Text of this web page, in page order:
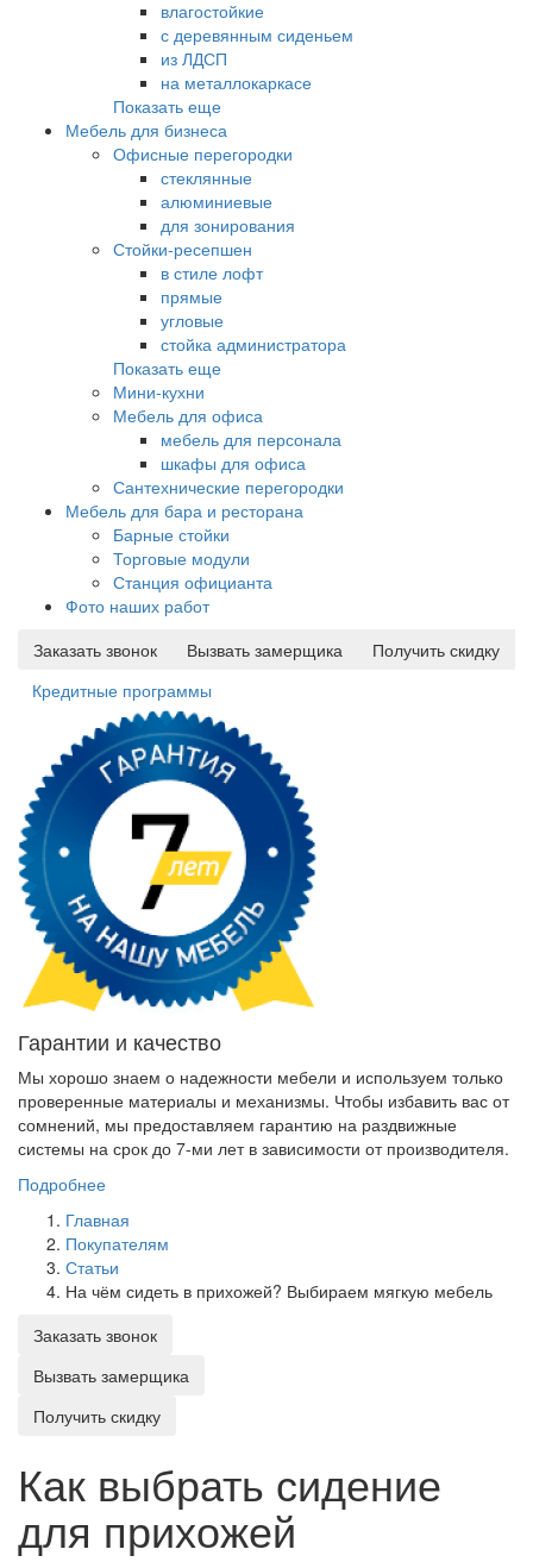
влагостойкие
с деревянным сиденьем
из ЛДСП
на металлокаркасе
Показать еще
Мебель для бизнеса
Офисные перегородки
стеклянные
алюминиевые
для зонирования
Стойки-ресепшен
в стиле лофт
прямые
угловые
стойка администратора
Показать еще
Мини-кухни
Мебель для офиса
мебель для персонала
шкафы для офиса
Сантехнические перегородки
Мебель для бара и ресторана
Барные стойки
Торговые модули
Станция официанта
Фото наших работ
Заказать звонок
Вызвать замерщика
Получить скидку
Кредитные программы
Гарантии и качество
Мы хорошо знаем о надежности мебели и используем только
проверенные материалы и механизмы. Чтобы избавить вас от
сомнений, мы предоставляем гарантию на раздвижные
системы на срок до 7-ми лет в зависимости от производителя.
Подробнее
Главная
Покупателям
Статьи
На чём сидеть в прихожей? Выбираем мягкую мебель
Заказать звонок
Вызвать замерщика
Получить скидку
Как выбрать сидение
для прихожей